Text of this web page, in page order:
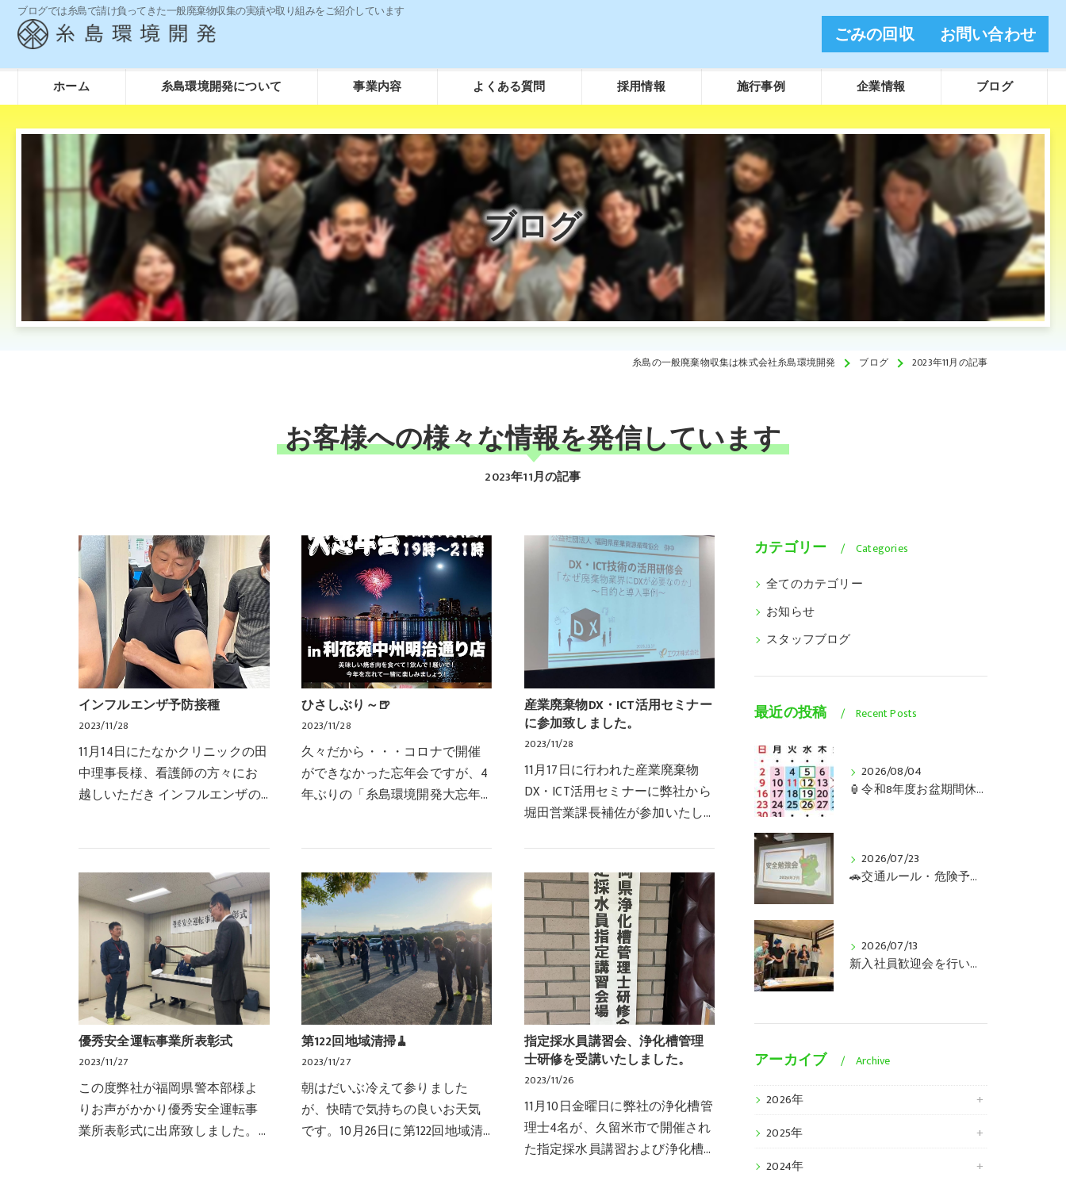
ブログでは糸島で請け負ってきた一般廃棄物収集の実績や取り組みをご紹介しています
ごみの回収 お問い合わせ
ホーム 糸島環境開発について 事業内容 よくある質問
粗大ごみについて
ごみ袋について（事業所用）
し尿汲取りについて
浄化槽について
その他のご質問について
採用情報 施行事例 企業情報 ブログ
ブログ
糸島の一般廃棄物収集は株式会社糸島環境開発 ブログ 2023年11月の記事
お客様への様々な情報を発信しています
2023年11月の記事
インフルエンザ予防接種
2023/11/28
11月14日にたなかクリニックの田
中理事長様、看護師の方々にお
越しいただき インフルエンザの
ど田中先生より、体…
ひさしぶり～🍺
2023/11/28
久々だから・・・コロナで開催
ができなかった忘年会ですが、4
年ぶりの「糸島環境開発大忘年
治通り店』で行われる…
産業廃棄物DX・ICT活用セミナー
に参加致しました。
2023/11/28
11月17日に行われた産業廃棄物
DX・ICT活用セミナーに弊社から
堀田営業課長補佐が参加いたし
産業資源循環協会様主催で講師
はエクオ株式会社の尾崎様が務
められました。尾崎様…
優秀安全運転事業所表彰式
2023/11/27
この度弊社が福岡県警本部様よ
りお声がかかり優秀安全運転事
業所表彰式に出席致しました。
第122回地域清掃🧹
2023/11/27
朝はだいぶ冷えて参りました
が、快晴で気持ちの良いお天気
です。10月26日に第122回地域清
指定採水員講習会、浄化槽管理
士研修を受講いたしました。
2023/11/26
11月10日金曜日に弊社の浄化槽管
理士4名が、久留米市で開催され
た指定採水員講習および浄化槽
カテゴリー Categories
全てのカテゴリー
お知らせ
スタッフブログ
最近の投稿 Recent Posts
2026/08/04
🏮令和8年度お盆期間休業のご案内🏮
2026/07/23
🚗交通ルール・危険予知の安全勉強会を行いました🚛
2026/07/13
新入社員歓迎会を行いました😊
アーカイブ Archive
2026年
2025年
2024年